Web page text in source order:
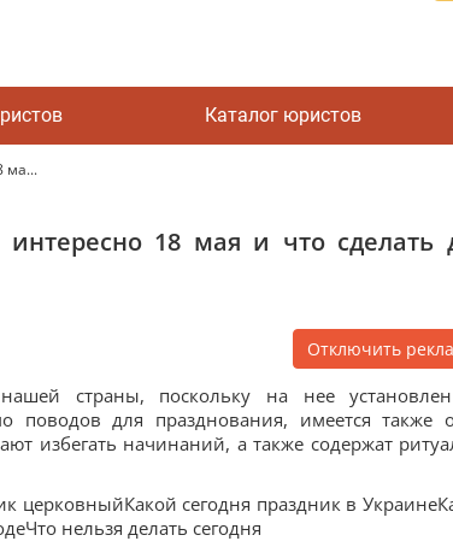
Каталог юристов
ма...
18 мая и что сделать
Отключить
страны, поскольку на нее
для празднования, имеется также
избегать начинаний, а также содержат
церковныйКакой сегодня праздник в
нельзя делать сегодня